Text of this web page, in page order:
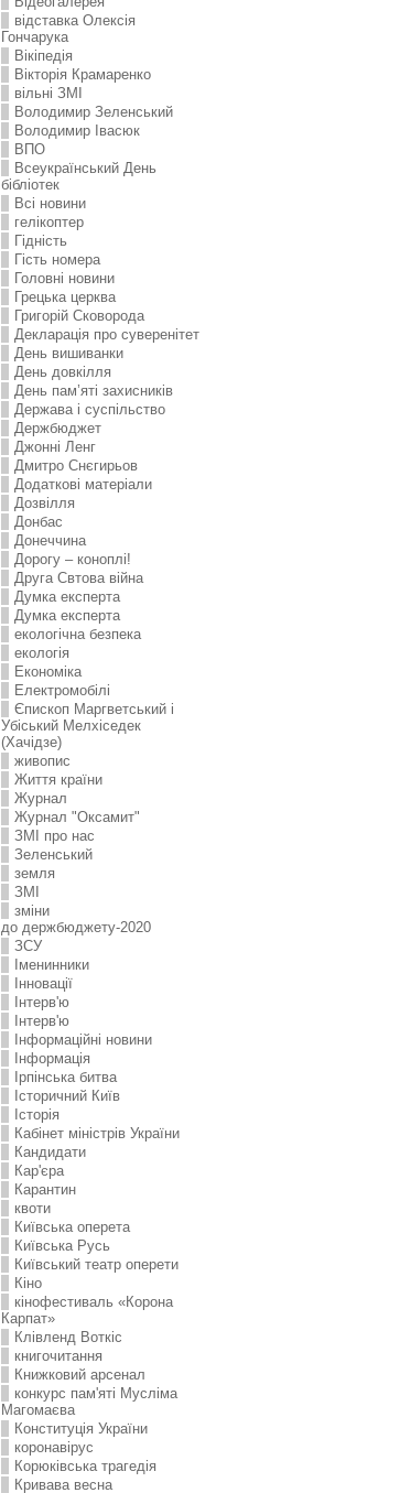
відставка Олексія
Гончарука
Вікіпедія
Вікторія Крамаренко
вільні ЗМІ
Володимир Зеленський
Володимир Івасюк
ВПО
Всеукраїнський День
бібліотек
Всі новини
гелікоптер
Гідність
Гість номера
Головні новини
Грецька церква
Григорій Сковорода
Декларація про суверенітет
День вишиванки
День довкілля
День пам’яті захисників
Держава і суспільство
Держбюджет
Джонні Ленг
Дмитро Снєгирьов
Додаткові матеріали
Дозвілля
Донбас
Донеччина
Дорогу – коноплі!
Друга Свтова війна
Думка експерта
Думка експерта
екологічна безпека
екологія
Економіка
Електромобілі
Єпископ Маргветський і
Убіський Мелхіседек
(Хачідзе)
живопис
Життя країни
Журнал
Журнал "Оксамит"
ЗMI про нас
Зеленський
земля
ЗМІ
зміни
до держбюджету-2020
ЗСУ
Іменинники
Інновації
Інтерв'ю
Інтерв'ю
Інформаційні новини
Інформація
Ірпінська битва
Історичний Київ
Історія
Кабінет міністрів України
Кандидати
Кар'єра
Карантин
квоти
Київська оперета
Київська Русь
Київський театр оперети
Кіно
кінофестиваль «Корона
Карпат»
Клівленд Воткіс
книгочитання
Книжковий арсенал
конкурс пам'яті Мусліма
Магомаєва
Конституція України
коронавірус
Корюківська трагедія
Кривава весна